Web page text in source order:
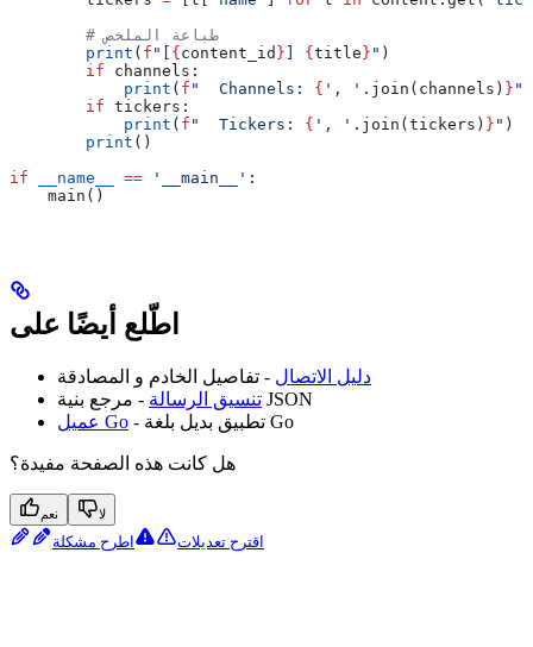
        # طباعة الملخص
        print
( f "[ { content_id } { title } " )
        if
channels:
            print
( f "  Channels: { ', ' .join(channels) } "
        if
tickers:
            print
( f "  Tickers: { ', ' .join(tickers) } " )
        print
()
if __name__ == '__main__' :
    main()
اطّلع أيضًا على
دليل الاتصال - تفاصيل الخادم و المصادقة
تنسيق الرسالة - مرجع بنية JSON
عميل Go
- تطبيق بديل بلغة Go
هل كانت هذه الصفحة مفيدة؟
نعم لا
اقترح تعديلات اطرح مشكلة